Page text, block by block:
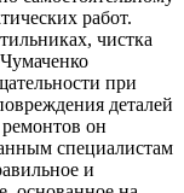
работ.
чистка
при
деталей
он
специалистам
и